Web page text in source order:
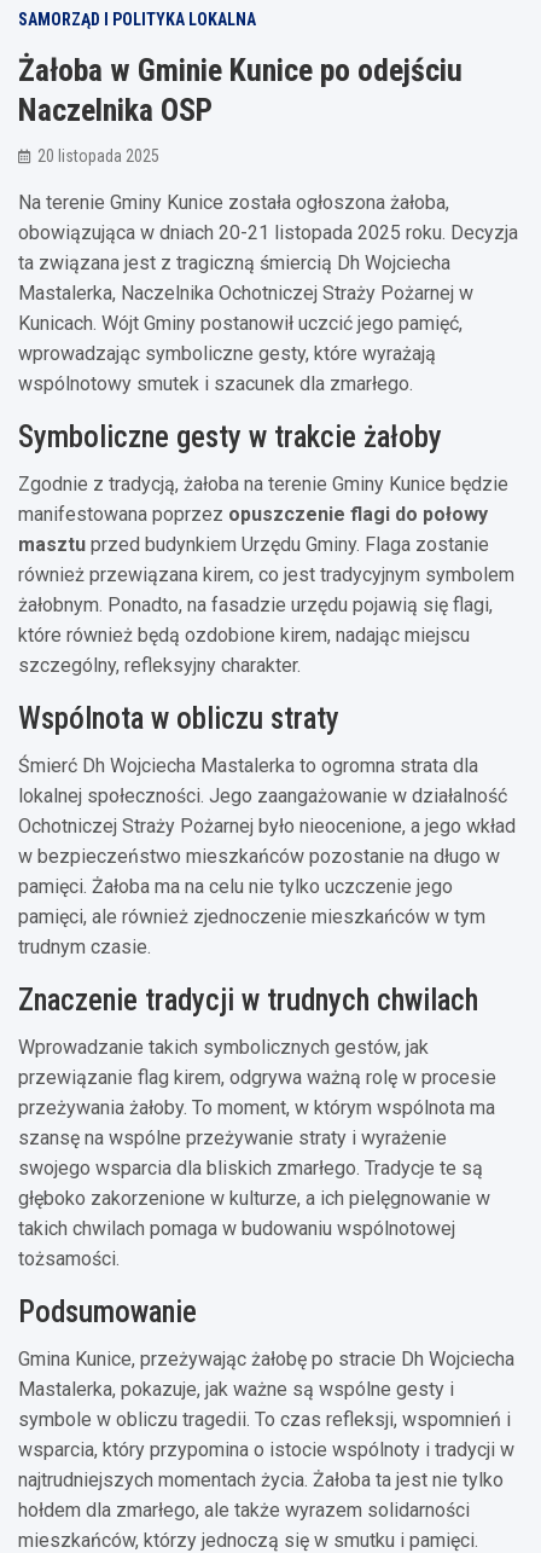
SAMORZĄD I POLITYKA LOKALNA
Żałoba w Gminie Kunice po odejściu
Naczelnika OSP
20 listopada 2025
Na terenie Gminy Kunice została ogłoszona żałoba,
obowiązująca w dniach 20-21 listopada 2025 roku. Decyzja
ta związana jest z tragiczną śmiercią Dh Wojciecha
Mastalerka, Naczelnika Ochotniczej Straży Pożarnej w
Kunicach. Wójt Gminy postanowił uczcić jego pamięć,
wprowadzając symboliczne gesty, które wyrażają
wspólnotowy smutek i szacunek dla zmarłego.
Symboliczne gesty w trakcie żałoby
Zgodnie z tradycją, żałoba na terenie Gminy Kunice będzie
manifestowana poprzez opuszczenie flagi do połowy
masztu przed budynkiem Urzędu Gminy. Flaga zostanie
również przewiązana kirem, co jest tradycyjnym symbolem
żałobnym. Ponadto, na fasadzie urzędu pojawią się flagi,
które również będą ozdobione kirem, nadając miejscu
szczególny, refleksyjny charakter.
Wspólnota w obliczu straty
Śmierć Dh Wojciecha Mastalerka to ogromna strata dla
lokalnej społeczności. Jego zaangażowanie w działalność
Ochotniczej Straży Pożarnej było nieocenione, a jego wkład
w bezpieczeństwo mieszkańców pozostanie na długo w
pamięci. Żałoba ma na celu nie tylko uczczenie jego
pamięci, ale również zjednoczenie mieszkańców w tym
trudnym czasie.
Znaczenie tradycji w trudnych chwilach
Wprowadzanie takich symbolicznych gestów, jak
przewiązanie flag kirem, odgrywa ważną rolę w procesie
przeżywania żałoby. To moment, w którym wspólnota ma
szansę na wspólne przeżywanie straty i wyrażenie
swojego wsparcia dla bliskich zmarłego. Tradycje te są
głęboko zakorzenione w kulturze, a ich pielęgnowanie w
takich chwilach pomaga w budowaniu wspólnotowej
tożsamości.
Podsumowanie
Gmina Kunice, przeżywając żałobę po stracie Dh Wojciecha
Mastalerka, pokazuje, jak ważne są wspólne gesty i
symbole w obliczu tragedii. To czas refleksji, wspomnień i
wsparcia, który przypomina o istocie wspólnoty i tradycji w
najtrudniejszych momentach życia. Żałoba ta jest nie tylko
hołdem dla zmarłego, ale także wyrazem solidarności
mieszkańców, którzy jednoczą się w smutku i pamięci.